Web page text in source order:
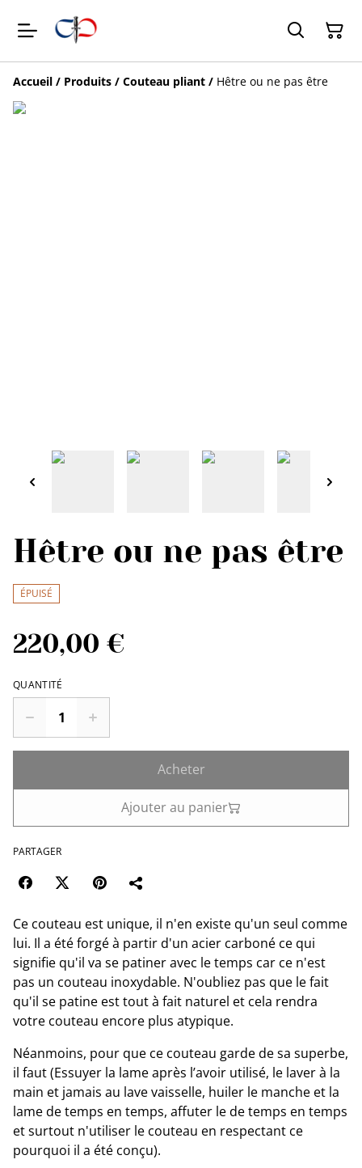
Accueil / Produits / Couteau pliant / Hêtre ou ne pas être
Hêtre ou ne pas être
ÉPUISÉ
220,00 €
QUANTITÉ
Acheter
Ajouter au panier
PARTAGER
Ce couteau est unique, il n'en existe qu'un seul comme
lui. Il a été forgé à partir d'un acier carboné ce qui
signifie qu'il va se patiner avec le temps car ce n'est
pas un couteau inoxydable. N'oubliez pas que le fait
qu'il se patine est tout à fait naturel et cela rendra
votre couteau encore plus atypique.
Néanmoins, pour que ce couteau garde de sa superbe,
il faut (Essuyer la lame après l’avoir utilisé, le laver à la
main et jamais au lave vaisselle, huiler le manche et la
lame de temps en temps, affuter le de temps en temps
et surtout n'utiliser le couteau en respectant ce
pourquoi il a été conçu).